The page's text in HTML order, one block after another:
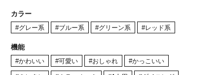
カラー
#グレー系 #ブルー系 #グリーン系 #レッド系
機能
#かわいい #可愛い #おしゃれ #かっこいい